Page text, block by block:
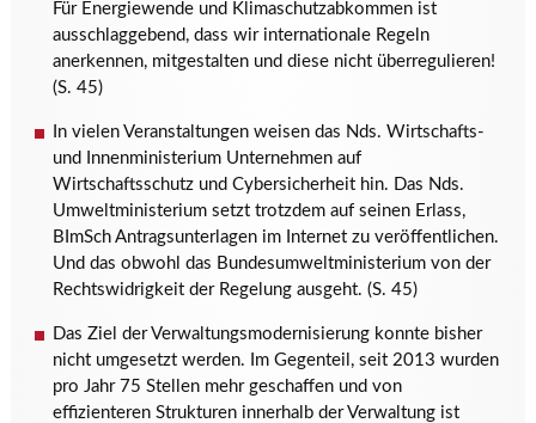
Für Energiewende und Klimaschutzabkommen ist
ausschlaggebend, dass wir internationale Regeln
anerkennen, mitgestalten und diese nicht überregulieren!
(S. 45)
In vielen Veranstaltungen weisen das Nds. Wirtschafts-
und Innenministerium Unternehmen auf
Wirtschaftsschutz und Cybersicherheit hin. Das Nds.
Umweltministerium setzt trotzdem auf seinen Erlass,
BImSch Antragsunterlagen im Internet zu veröffentlichen.
Und das obwohl das Bundesumweltministerium von der
Rechtswidrigkeit der Regelung ausgeht. (S. 45)
Das Ziel der Verwaltungsmodernisierung konnte bisher
nicht umgesetzt werden. Im Gegenteil, seit 2013 wurden
pro Jahr 75 Stellen mehr geschaffen und von
effizienteren Strukturen innerhalb der Verwaltung ist